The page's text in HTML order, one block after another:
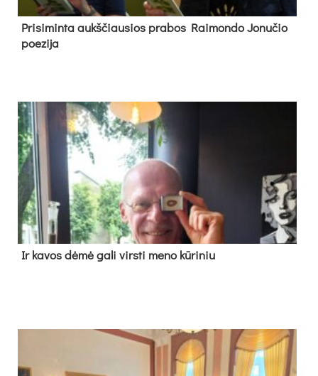
Pri­si­min­ta aukš­čiau­sios pra­bos Rai­mon­do Jo­nu­čio
poe­zi­ja
Ir ka­vos dė­mė ga­li virs­ti me­no kū­ri­niu